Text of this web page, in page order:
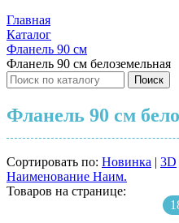
Главная
Каталог
Фланель 90 см
Фланель 90 см белоземельная
Поиск
Фланель 90 см
Сортировать по: Новинка | 3D
Наименование Наим.
Товаров на странице: